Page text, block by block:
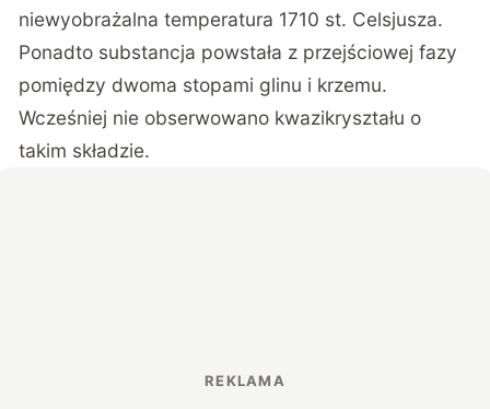
niewyobrażalna temperatura 1710 st. Celsjusza.
Ponadto substancja powstała z przejściowej fazy
pomiędzy dwoma stopami glinu i krzemu.
Wcześniej nie obserwowano kwazikryształu o
takim składzie.